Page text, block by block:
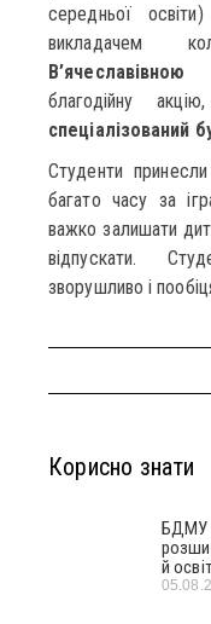
середньої
викладачем
благодійну
спеціалізований
Студенти
багато часу за
важко залишати
відпускати.
зворушливо і
Корисно знати
БДМУ
й